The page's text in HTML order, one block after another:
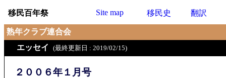
移民百年祭 Site map 移民史 翻訳
熟年クラブ連合会
エッセイ
(最終更新日 : 2019/02/15)
２００６年１月号